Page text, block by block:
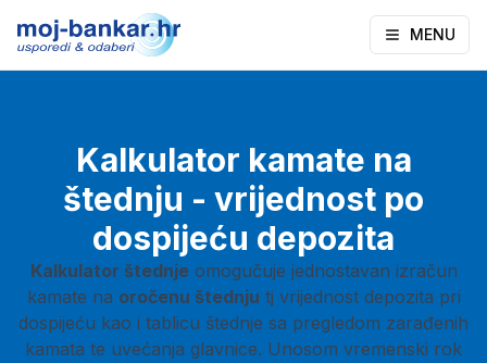
MENU
Kalkulator kamate na
štednju - vrijednost po
dospijeću depozita
Kalkulator štednjeomogučuje jednostavan izračun
kamate na oročenu štednju tj vrijednost depozita pri
dospijeću kao i tablicu štednje sa pregledom zarađenih
kamata te uvećanja glavnice. Unosom vremenski rok